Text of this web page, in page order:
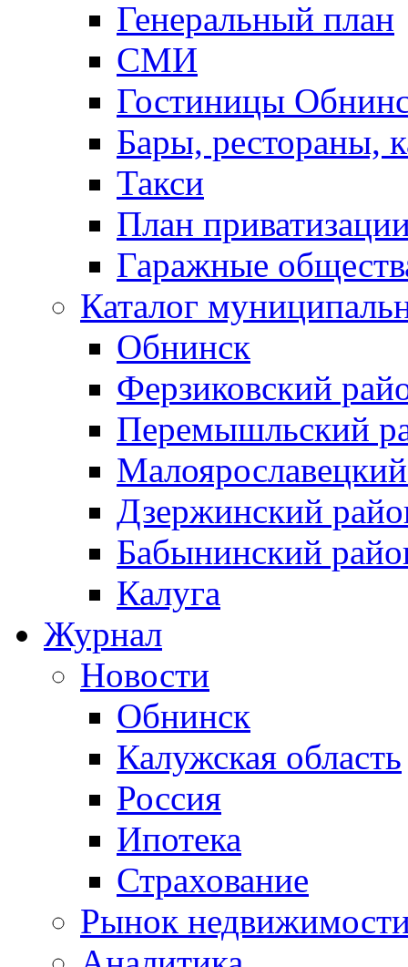
Генеральный план
СМИ
Гостиницы
Бары, рестораны,
Такси
План
Гаражные
Каталог
Обнинск
Ферзиковский
Перемышльский
Дзержинский
Бабынинский
Калуга
Журнал
Новости
Обнинск
Калужская область
Россия
Ипотека
Страхование
Рынок